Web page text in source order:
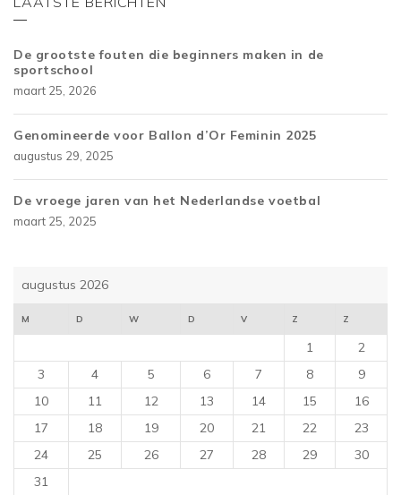
De grootste fouten die beginners maken in de
sportschool
maart 25, 2026
Genomineerde voor Ballon d’Or Feminin 2025
augustus 29, 2025
De vroege jaren van het Nederlandse voetbal
maart 25, 2025
augustus 2026
M D W D V Z Z
1
2
3
4 5 6 7 8
9
10
11 12 13 14 15
16
17
18 19 20 21 22
23
24
25 26 27 28 29
30
31